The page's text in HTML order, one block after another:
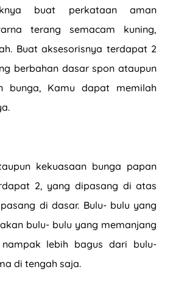
buat perkataan aman
terang semacam kuning,
Buat aksesorisnya terdapat 2
berbahan dasar spon ataupun
bunga, Kamu dapat memilah
kekuasaan bunga papan
2, yang dipasang di atas
di dasar. Bulu- bulu yang
bulu- bulu yang memanjang
lebih bagus dari bulu-
di tengah saja.